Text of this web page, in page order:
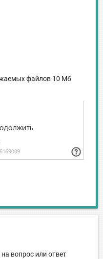
файлов 10 Мб
вопрос или ответ